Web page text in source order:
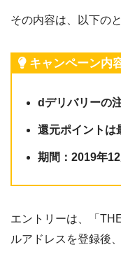
その内容は、以下の
キャンペーン内
dデリバリーの
還元ポイントは
期間：2019年
エントリーは、「
ルアドレスを登録後